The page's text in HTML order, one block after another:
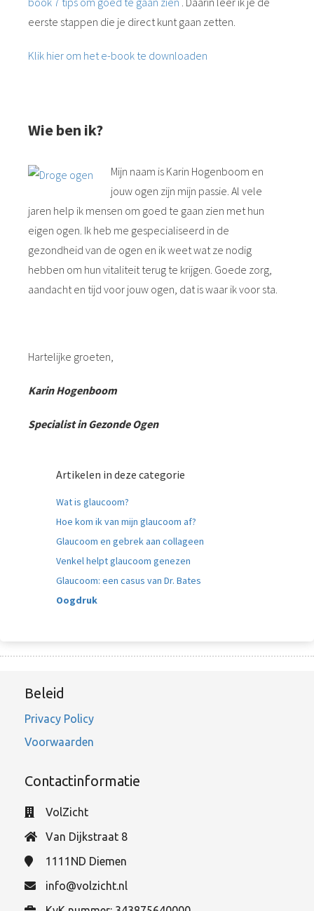
eerste stappen die je direct kunt gaan zetten.
Klik hier om het e-book te downloaden
Wie ben ik?
Mijn naam is Karin Hogenboom en
jouw ogen zijn mijn passie. Al vele
jaren help ik mensen om goed te gaan zien met hun
eigen ogen. Ik heb me gespecialiseerd in de
gezondheid van de ogen en ik weet wat ze nodig
hebben om hun vitaliteit terug te krijgen. Goede zorg,
aandacht en tijd voor jouw ogen, dat is waar ik voor sta.
Hartelijke groeten,
Karin Hogenboom
Specialist in Gezonde Ogen
Artikelen in deze categorie
Wat is glaucoom?
Hoe kom ik van mijn glaucoom af?
Glaucoom en gebrek aan collageen
Venkel helpt glaucoom genezen
Glaucoom: een casus van Dr. Bates
Oogdruk
Beleid
Privacy Policy
Voorwaarden
Contactinformatie
VolZicht
Van Dijkstraat 8
1111ND Diemen
info@volzicht.nl